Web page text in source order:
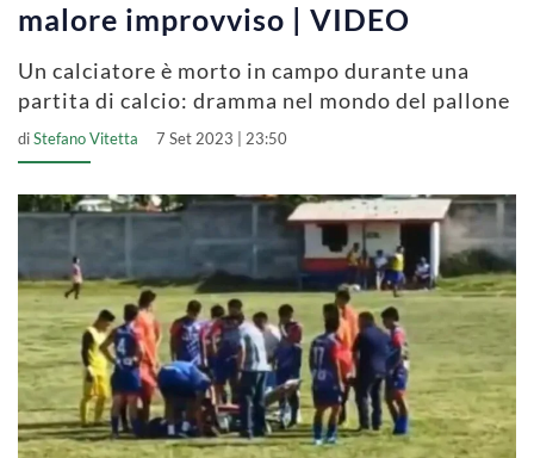
malore improvviso | VIDEO
Un calciatore è morto in campo durante una
partita di calcio: dramma nel mondo del pallone
diStefano Vitetta 7 Set 2023 | 23:50